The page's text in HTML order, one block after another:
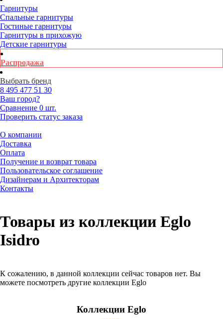
Гарнитуры
Спальные гарнитуры
Гостиные гарнитуры
Гарнитуры в прихожую
Детские гарнитуры
Распродажа
Выбрать бренд
8 495 477 51 30
Ваш город?
Сравнение 0 шт.
Проверить статус заказа
О компании
Доставка
Оплата
Получение и возврат товара
Пользовательское соглашение
Дизайнерам и Архитекторам
Контакты
Товары из коллекции Eglo
Isidro
К сожалению, в данной коллекции сейчас товаров нет. Вы
можете посмотреть другие коллекции Eglo
Коллекции Eglo